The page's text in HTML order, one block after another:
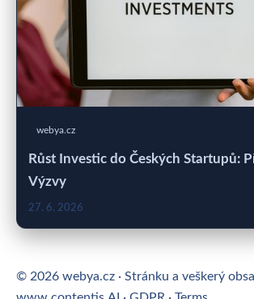
webya.cz
Růst Investic do Českých Startupů:
Výzvy
27. 6. 2026
© 2026 webya.cz · Stránku a veškerý